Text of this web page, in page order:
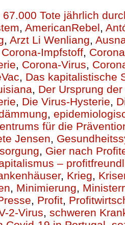
Corona-Impfstoff,
,Corona-Virus,
,Das kapitalistische
,Der Ursprung
,Die Virus-Hysterie,
,
für die
Jensen,
,Gier nach
–
,Krieg,
,Minimierung,
,Profit,
2-Virus,schweren
Covid-19 in Portugal,
,Tübingen,
US-Präsident Donald
,WHO